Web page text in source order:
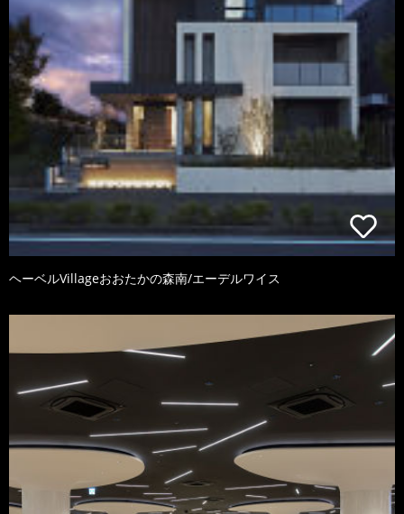
ヘーベルVillageおおたかの森南/エーデルワイス